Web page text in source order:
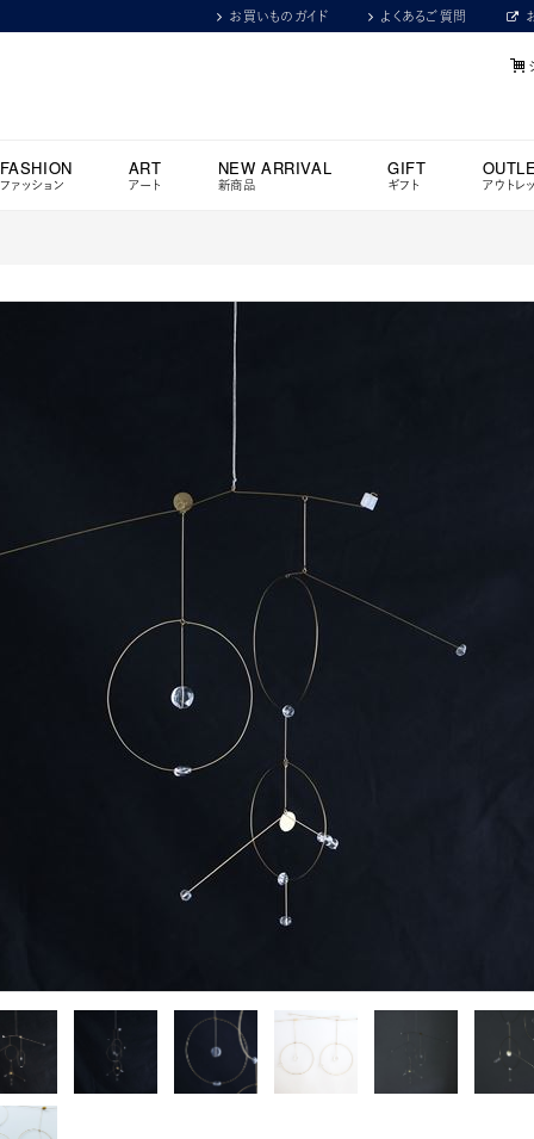
お買いものガイド よくあるご質問
FASHION
ファッション
ART
アート
NEW ARRIVAL
新商品
GIFT
ギフト アウトレ